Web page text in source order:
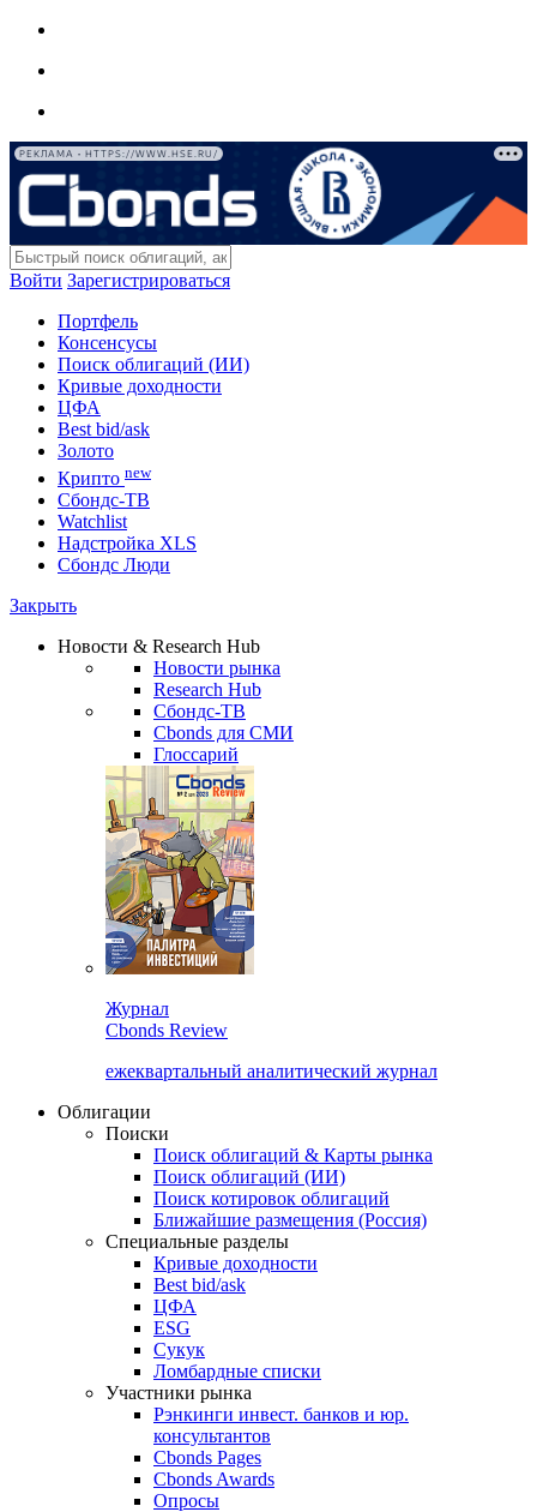
РЕКЛАМА • HTTPS://WWW.HSE.RU/
Войти Зарегистрироваться
Портфель
Консенсусы
Поиск облигаций (ИИ)
Кривые доходности
ЦФА
Best bid/ask
Золото
Крипто new
Сбондс-ТВ
Watchlist
Надстройка XLS
Сбондс Люди
Закрыть
Новости & Research Hub
Новости рынка
Research Hub
Сбондс-ТВ
Cbonds для СМИ
Глоссарий
Журнал
Cbonds Review
ежеквартальный аналитический журнал
Облигации
Поиски
Поиск облигаций & Карты рынка
Поиск облигаций (ИИ)
Поиск котировок облигаций
Ближайшие размещения (Россия)
Специальные разделы
Кривые доходности
Best bid/ask
ЦФА
ESG
Сукук
Ломбардные списки
Участники рынка
Рэнкинги инвест. банков и юр.
консультантов
Cbonds Pages
Cbonds Awards
Опросы